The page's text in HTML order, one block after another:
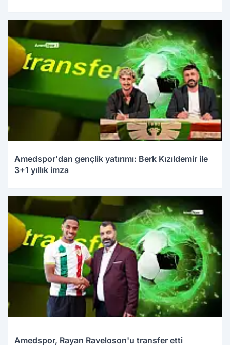
Amedspor'dan gençlik yatırımı: Berk Kızıldemir ile
3+1 yıllık imza
Amedspor, Rayan Raveloson'u transfer etti